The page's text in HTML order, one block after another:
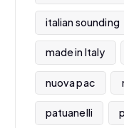
italian sounding
made in Italy
nuova pac
patuanelli